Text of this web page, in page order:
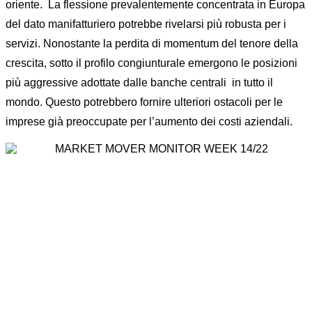
oriente. La flessione prevalentemente concentrata in Europa
del dato manifatturiero potrebbe rivelarsi più robusta per i
servizi. Nonostante la perdita di momentum del tenore della
crescita, sotto il profilo congiunturale emergono le posizioni
più aggressive adottate dalle banche centrali in tutto il
mondo. Questo potrebbero fornire ulteriori ostacoli per le
imprese già preoccupate per l’aumento dei costi aziendali.